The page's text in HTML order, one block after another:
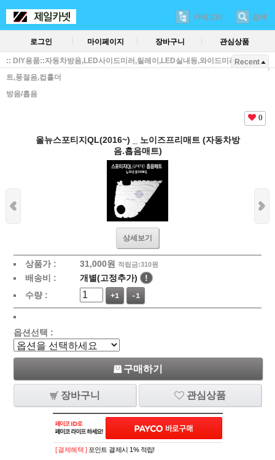
카테고리 검색
로그인 마이페이지 장바구니 관심상품
:: DIY용품::자동차방음,LED사이드미러,릴레이,LED실내등,와이드미러,방진매
트,풍절음,컵홀더
방음/흡음
Recent
0
올뉴스포티지QL(2016~) _ 노이즈프리매트 (자동차방
음.흡음매트)
상세보기
상품가 : 31,000원 적립금:310원
배송비 : 개별(고정추가)
!
수량 :
+1 -1
옵션선택 :
구매하기
장바구니 관심상품
[ 결제혜택 ] 포인트 결제시 1% 적립!